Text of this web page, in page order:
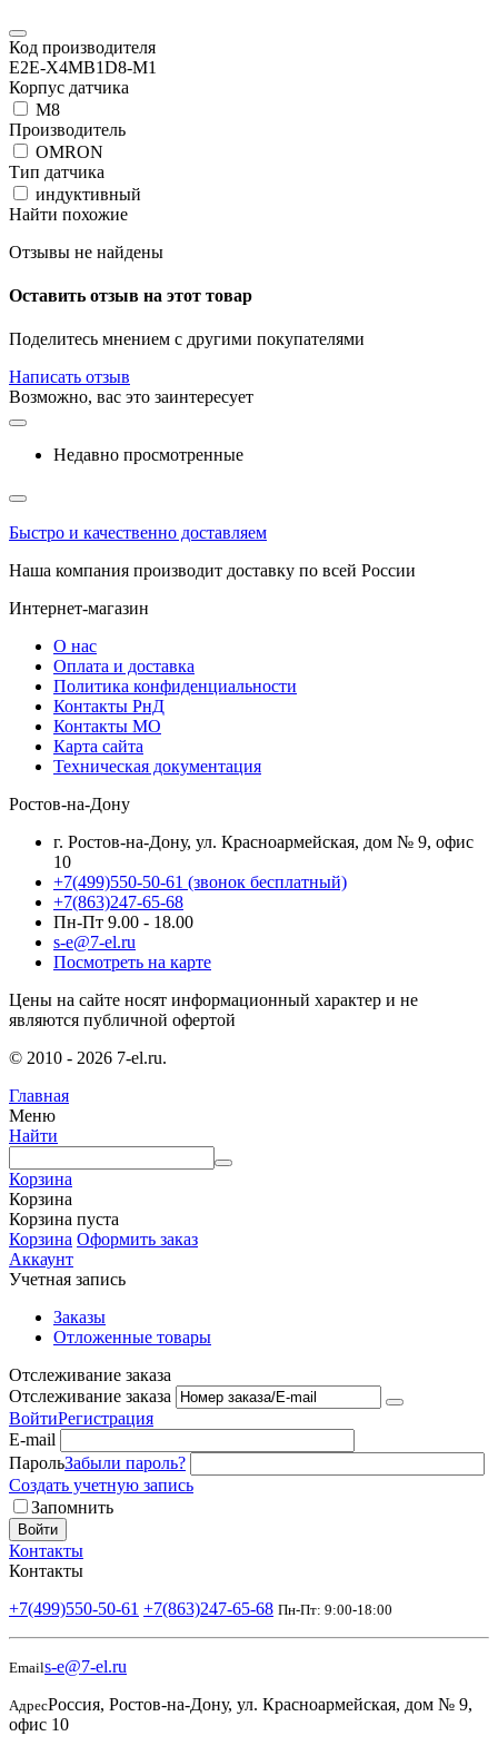
Код производителя
E2E-X4MB1D8-M1
Корпус датчика
М8
Производитель
OMRON
Тип датчика
индуктивный
Найти похожие
Отзывы не найдены
Оставить отзыв на этот товар
Поделитесь мнением с другими покупателями
Написать отзыв
Возможно, вас это заинтересует
Недавно просмотренные
Быстро и качественно доставляем
Наша компания производит доставку по всей России
Интернет-магазин
О нас
Оплата и доставка
Политика конфиденциальности
Контакты РнД
Контакты МО
Карта сайта
Техническая документация
Ростов-на-Дону
г. Ростов-на-Дону, ул. Красноармейская, дом № 9, офис
10
+7(499)550-50-61 (звонок бесплатный)
+7(863)247-65-68
Пн-Пт 9.00 - 18.00
s-e@7-el.ru
Посмотреть на карте
Цены на сайте носят информационный характер и не
являются публичной офертой
© 2010 - 2026 7-el.ru.
Главная
Меню
Найти
Корзина
Корзина
Корзина пуста
Корзина Оформить заказ
Аккаунт
Учетная запись
Заказы
Отложенные товары
Отслеживание заказа
Отслеживание заказа
ВойтиРегистрация
E-mail
ПарольЗабыли пароль?
Создать учетную запись
Запомнить
Войти
Контакты
Контакты
+7(499)550-50-61 +7(863)247-65-68 Пн-Пт: 9:00-18:00
Emails-e@7-el.ru
АдресРоссия, Ростов-на-Дону, ул. Красноармейская, дом № 9,
офис 10